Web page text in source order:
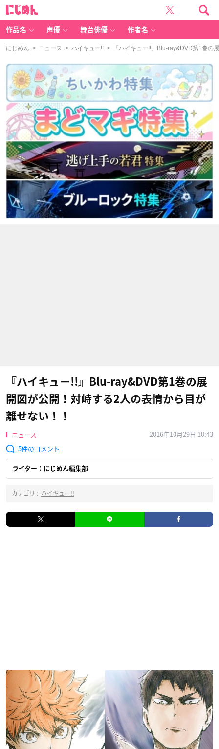
作品名 声優 舞台俳優 作者名
にじめん > ニュース > ハイキュー!! > 『ハイキュー!!』Blu-ray&DVD第1巻の
『ハイキュー!!』Blu-ray&DVD第1巻の展
開図が公開！対峙する2人の表情から目が
離せない！！
ニュース
2016年10月29日 10:43
5
ライター：にじめん編集部
カテゴリ : ハイキュー!!